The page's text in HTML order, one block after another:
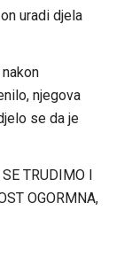
uradi djela
njegova
se da je
TRUDIMO I
OGORMNA,